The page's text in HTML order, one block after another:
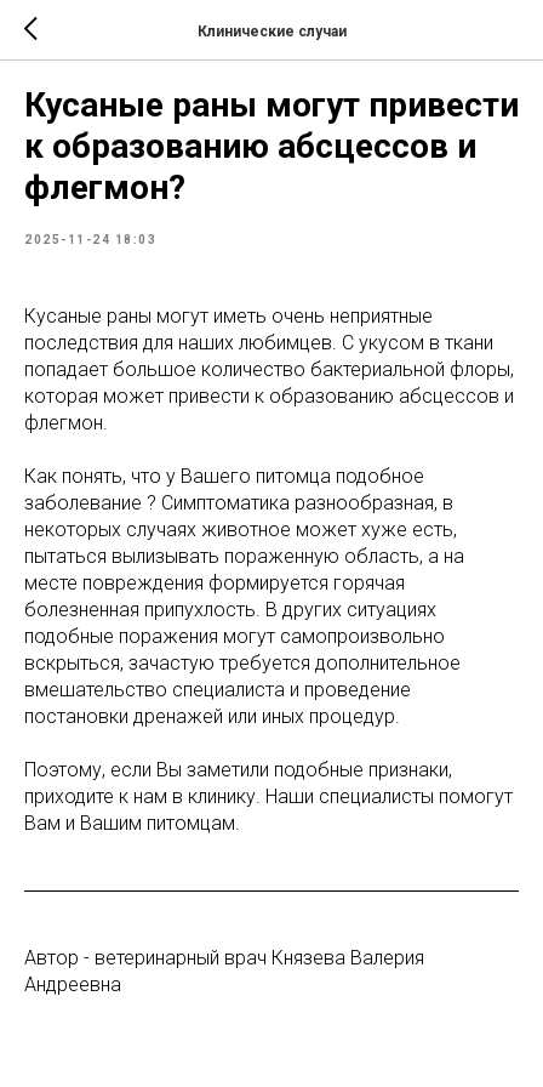
Клинические случаи
Кусаные раны могут привести
к образованию абсцессов и
флегмон?
2025-11-24 18:03
Кусаные раны могут иметь очень неприятные
последствия для наших любимцев. С укусом в ткани
попадает большое количество бактериальной флоры,
которая может привести к образованию абсцессов и
флегмон.
Как понять, что у Вашего питомца подобное
заболевание ? Симптоматика разнообразная, в
некоторых случаях животное может хуже есть,
пытаться вылизывать пораженную область, а на
месте повреждения формируется горячая
болезненная припухлость. В других ситуациях
подобные поражения могут самопроизвольно
вскрыться, зачастую требуется дополнительное
вмешательство специалиста и проведение
постановки дренажей или иных процедур.
Поэтому, если Вы заметили подобные признаки,
приходите к нам в клинику. Наши специалисты помогут
Вам и Вашим питомцам.
Автор - ветеринарный врач Князева Валерия
Андреевна